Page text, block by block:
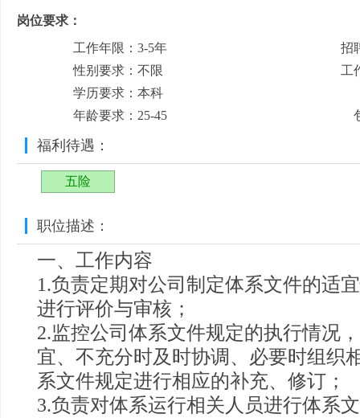
岗位要求：
工作年限：3-5年
性别要求：不限
学历要求：本科
年龄要求：25-45
招
工
福利待遇：
五险
职位描述：
一、工作内容
1.负责定期对公司制定体系文件的适
进行评价与审核；
2.监控公司体系文件规定的执行情况
宜、不充分时及时协调、必要时组织
系文件规定进行相应的补充、修订；
3.负责对体系运行相关人员进行体系